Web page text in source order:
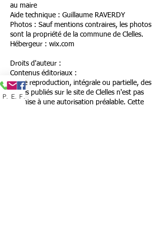
au maire
Aide technique : Guillaume RAVERDY
Photos : Sauf mentions contraires, les photos
sont la propriété de la commune de Clelles.
Hébergeur : wix.com
Droits d'auteur :
Contenus éditoriaux :
Toute reproduction, intégrale ou partielle, des
textes publiés sur le site de Clelles n'est pas
soumise à une autorisation préalable. Cette
Phone Email Facebook